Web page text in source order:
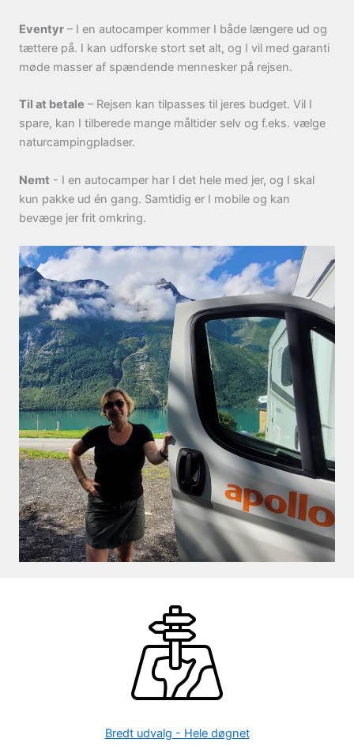
Eventyr – I en autocamper kommer I både længere ud og
tættere på. I kan udforske stort set alt, og I vil med garanti
møde masser af spændende mennesker på rejsen.
Til at betale – Rejsen kan tilpasses til jeres budget. Vil I
spare, kan I tilberede mange måltider selv og f.eks. vælge
naturcampingpladser.
Nemt - I en autocamper har I det hele med jer, og I skal
kun pakke ud én gang. Samtidig er I mobile og kan
bevæge jer frit omkring.
Bredt udvalg - Hele døgnet